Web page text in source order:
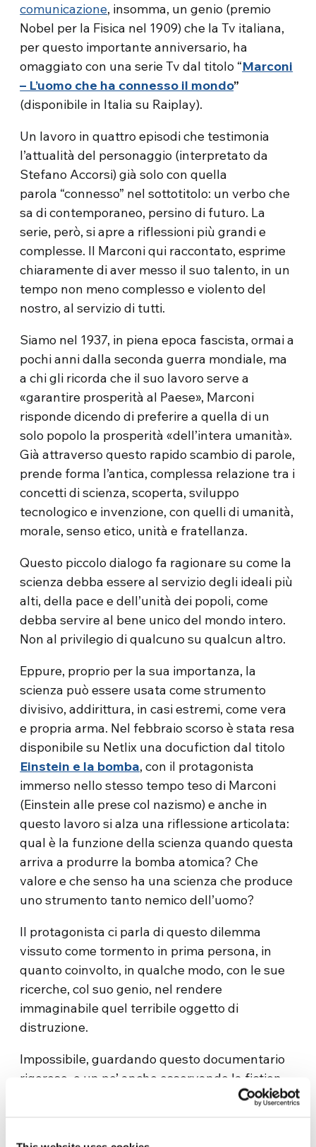
comunicazione, insomma, un genio (premio
Nobel per la Fisica nel 1909) che la Tv italiana,
per questo importante anniversario, ha
omaggiato con una serie Tv dal titolo “Marconi
– L’uomo che ha connesso il mondo”
(disponibile in Italia su Raiplay).
Un lavoro in quattro episodi che testimonia
l’attualità del personaggio (interpretato da
Stefano Accorsi) già solo con quella
parola “connesso” nel sottotitolo: un verbo che
sa di contemporaneo, persino di futuro. La
serie, però, si apre a riflessioni più grandi e
complesse. Il Marconi qui raccontato, esprime
chiaramente di aver messo il suo talento, in un
tempo non meno complesso e violento del
nostro, al servizio di tutti.
Siamo nel 1937, in piena epoca fascista, ormai a
pochi anni dalla seconda guerra mondiale, ma
a chi gli ricorda che il suo lavoro serve a
«garantire prosperità al Paese», Marconi
risponde dicendo di preferire a quella di un
solo popolo la prosperità «dell’intera umanità».
Già attraverso questo rapido scambio di parole,
prende forma l’antica, complessa relazione tra i
concetti di scienza, scoperta, sviluppo
tecnologico e invenzione, con quelli di umanità,
morale, senso etico, unità e fratellanza.
Questo piccolo dialogo fa ragionare su come la
scienza debba essere al servizio degli ideali più
alti, della pace e dell’unità dei popoli, come
debba servire al bene unico del mondo intero.
Non al privilegio di qualcuno su qualcun altro.
Eppure, proprio per la sua importanza, la
scienza può essere usata come strumento
divisivo, addirittura, in casi estremi, come vera
e propria arma. Nel febbraio scorso è stata resa
disponibile su Netlix una docufiction dal titolo
Einstein e la bomba, con il protagonista
immerso nello stesso tempo teso di Marconi
(Einstein alle prese col nazismo) e anche in
questo lavoro si alza una riflessione articolata:
qual è la funzione della scienza quando questa
arriva a produrre la bomba atomica? Che
valore e che senso ha una scienza che produce
uno strumento tanto nemico dell’uomo?
Il protagonista ci parla di questo dilemma
vissuto come tormento in prima persona, in
quanto coinvolto, in qualche modo, con le sue
ricerche, col suo genio, nel rendere
immaginabile quel terribile oggetto di
distruzione.
Impossibile, guardando questo documentario
rigoroso, e un po’ anche osservando la fiction
Oppenheimer